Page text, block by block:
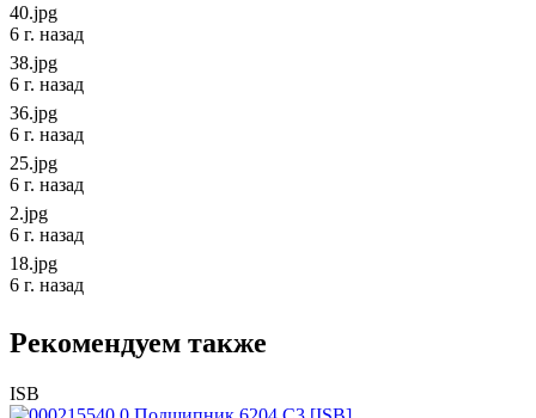
40.jpg
6 г. назад
38.jpg
6 г. назад
36.jpg
6 г. назад
25.jpg
6 г. назад
2.jpg
6 г. назад
18.jpg
6 г. назад
Рекомендуем также
ISB